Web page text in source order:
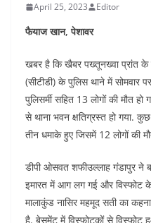
April 25, 2023 Editor
फैयाज खान, पेशावर
खबर है कि खैबर पख्तूनख्वा प्रांत के
(सीटीडी) के पुलिस थाने में
पुलिसर्मी सहित 13 लोगों की मौत
से थाना भवन क्षतिग्रस्त हो गया.
तीन धमाके हुए जिसमें 12 लोगों की
डीपी ओसवत शफीउल्लाह गंडापुर ने
इमारत में आग लग गई और विस्फोट
मालाकुंड नासिर महमूद सती का
है. बेसमेंट में विस्फोटकों से विस्फोट